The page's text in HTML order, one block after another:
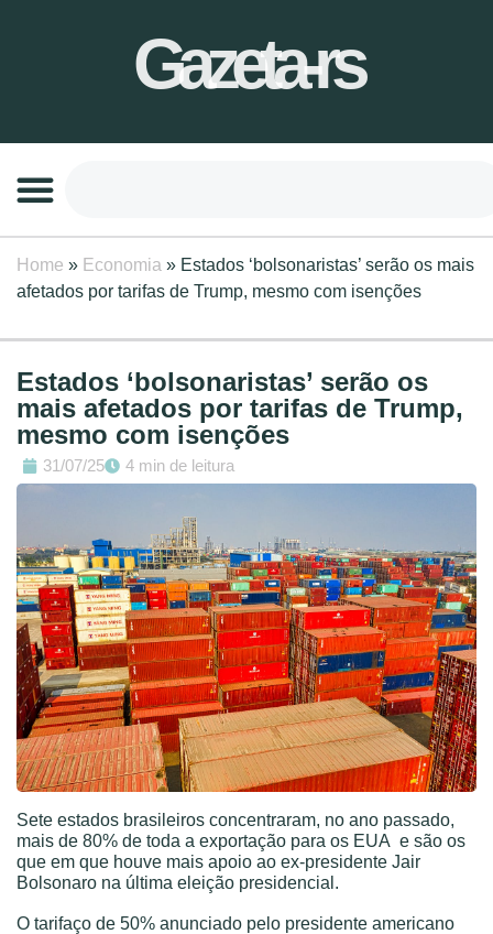
Gazeta-rs
Home » Economia » Estados ‘bolsonaristas’ serão os mais
afetados por tarifas de Trump, mesmo com isenções
Estados ‘bolsonaristas’ serão os
mais afetados por tarifas de Trump,
mesmo com isenções
31/07/25 4 min de leitura
Sete estados brasileiros concentraram, no ano passado,
mais de 80% de toda a exportação para os EUA e são os
que em que houve mais apoio ao ex-presidente Jair
Bolsonaro na última eleição presidencial.
O tarifaço de 50% anunciado pelo presidente americano